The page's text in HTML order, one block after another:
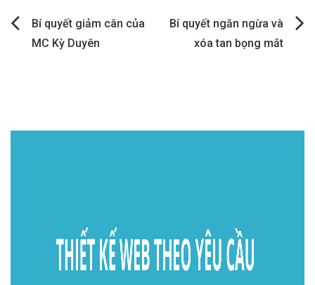
Post
navigation
Bí quyết giảm cân của
MC Kỳ Duyên
Bí quyết ngăn ngừa và
xóa tan bọng mắt